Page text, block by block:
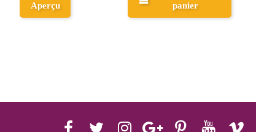
panier
Aperçu